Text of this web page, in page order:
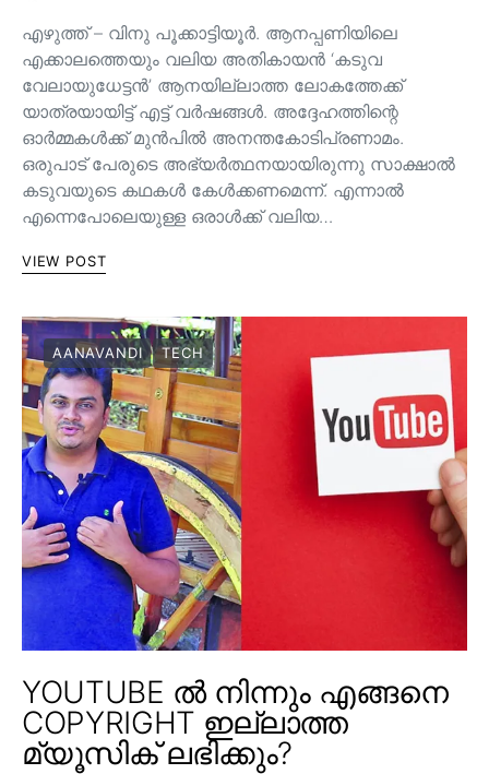
എഴുത്ത് – വിനു പൂക്കാട്ടിയൂർ. ആനപ്പണിയിലെ
എക്കാലത്തെയും വലിയ അതികായൻ ‘കടുവ
വേലായുധേട്ടൻ’ ആനയില്ലാത്ത ലോകത്തേക്ക്
യാത്രയായിട്ട് എട്ട് വർഷങ്ങൾ. അദ്ദേഹത്തിന്റെ
ഓർമ്മകൾക്ക് മുൻപിൽ അനന്തകോടിപ്രണാമം.
ഒരുപാട് പേരുടെ അഭ്യർത്ഥനയായിരുന്നു സാക്ഷാൽ
കടുവയുടെ കഥകൾ കേൾക്കണമെന്ന്. എന്നാൽ
എന്നെപോലെയുള്ള ഒരാൾക്ക് വലിയ…
VIEW POST
AANAVANDI TECH
YOUTUBE ൽ നിന്നും എങ്ങനെ
COPYRIGHT ഇല്ലാത്ത
മ്യൂസിക് ലഭിക്കും?